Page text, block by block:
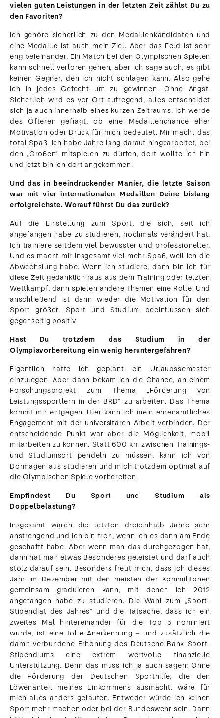
vielen guten Leistungen in der letzten Zeit zählst Du zu
den Favoriten?
Ich gehöre sicherlich zu den Medaillenkandidaten und
eine Medaille ist auch mein Ziel. Aber das Feld ist sehr
eng beieinander. Ein Match bei den Olympischen Spielen
kann schnell verloren gehen, aber ich sage auch, es gibt
keinen Gegner, den ich nicht schlagen kann. Also gehe
ich in jedes Gefecht um zu gewinnen. Ohne Angst.
Sicherlich wird es vor Ort aufregend, alles entscheidet
sich ja auch innerhalb eines kurzen Zeitraums. Ich werde
des Öfteren gefragt, ob eine Medaillenchance eher
Motivation oder Druck für mich bedeutet. Mir macht das
total Spaß. Ich habe Jahre lang darauf hingearbeitet, bei
den „Großen“ mitspielen zu dürfen, dort wollte ich hin
und jetzt bin ich dort angekommen.
Und das in beeindruckender Manier, die letzte Saison
war mit vier internationalen Medaillen Deine bislang
erfolgreichste. Worauf führst Du das zurück?
Auf die Einstellung zum Sport, die sich, seit ich
angefangen habe zu studieren, nochmals verändert hat.
Ich trainiere seitdem viel bewusster und professioneller.
Und es macht mir insgesamt viel mehr Spaß, weil ich die
Abwechslung habe. Wenn ich studiere, dann bin ich für
diese Zeit gedanklich raus aus dem Training oder letzten
Wettkampf, dann spielen andere Themen eine Rolle. Und
anschließend ist dann wieder die Motivation für den
Sport größer. Sport und Studium beeinflussen sich
gegenseitig positiv.
Hast Du trotzdem das Studium in der
Olympiavorbereitung ein wenig heruntergefahren?
Eigentlich hatte ich geplant ein Urlaubssemester
einzulegen. Aber dann bekam ich die Chance, an einem
Forschungsprojekt zum Thema „Förderung von
Leistungssportlern in der BRD“ zu arbeiten. Das Thema
kommt mir entgegen. Hier kann ich mein ehrenamtliches
Engagement mit der universitären Arbeit verbinden. Der
entscheidende Punkt war aber die Möglichkeit, mobil
mitarbeiten zu können. Statt 600 km zwischen Trainings-
und Studiumsort pendeln zu müssen, kann ich von
Dormagen aus studieren und mich trotzdem optimal auf
die Olympischen Spiele vorbereiten.
Empfindest Du Sport und Studium als
Doppelbelastung?
Insgesamt waren die letzten dreieinhalb Jahre sehr
anstrengend und ich bin froh, wenn ich es dann am Ende
geschafft habe. Aber wenn man das durchgezogen hat,
dann hat man etwas Besonderes geleistet und darf auch
stolz darauf sein. Besonders freut mich, dass ich dieses
Jahr im Dezember mit den meisten der Kommilitonen
gemeinsam graduieren kann, mit denen ich 2012
angefangen habe zu studieren. Die Wahl zum „Sport-
Stipendiat des Jahres“ und die Tatsache, dass ich ein
zweites Mal hintereinander für die Top 5 nominiert
wurde, ist eine tolle Anerkennung – und zusätzlich die
damit verbundene Erhöhung des Deutsche Bank Sport-
Stipendiums eine extrem wertvolle finanzielle
Unterstützung. Denn das muss ich ja auch sagen: Ohne
die Förderung der Deutschen Sporthilfe, die den
Löwenanteil meines Einkommens ausmacht, wäre für
mich alles anders gelaufen. Entweder würde ich keinen
Sport mehr machen oder bei der Bundeswehr sein. Dann